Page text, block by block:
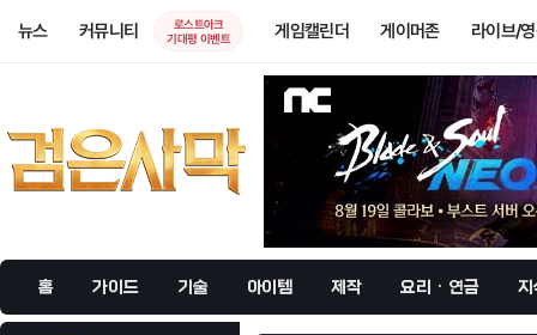
뉴스 커뮤니티
로스트아크
기대평 이벤트
게임캘린더 게이머존 라이브/
홈 가이드 기술 아이템 제작 요리 · 연금 지